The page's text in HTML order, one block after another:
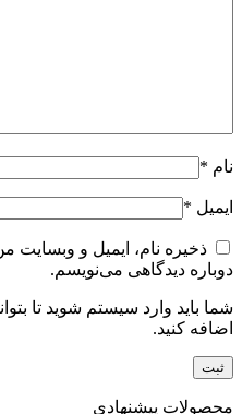
نام *
ایمیل *
ذخیره نام، ایمیل و وبسایت
دوباره دیدگاهی می‌نویسم.
شما باید وارد سیستم شوید تا
اضافه کنید.
محصولات پیشنهادی